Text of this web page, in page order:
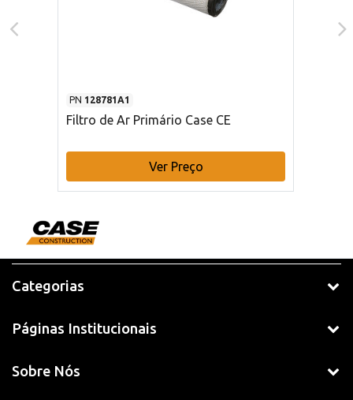
PN 128781A1
Filtro de Ar Primário Case CE
Ver Preço
Categorias
Páginas Institucionais
Sobre Nós